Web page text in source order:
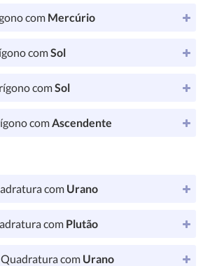
com Mercúrio
comSol
comSol
comAscendente
com Urano
com Plutão
com Urano